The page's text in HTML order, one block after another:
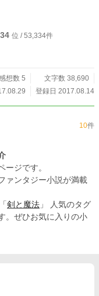
社交界デビューの舞踏会
席を命じる。 見栄を張る
で彼女は…。
位 / 53,334件
想数 5
文字数 38,690
登録日 2017.08.14
10件
ジです。
ァンタジー小説が満載
剣と魔法 」 人気のタグ
。ぜひお気に入りの小